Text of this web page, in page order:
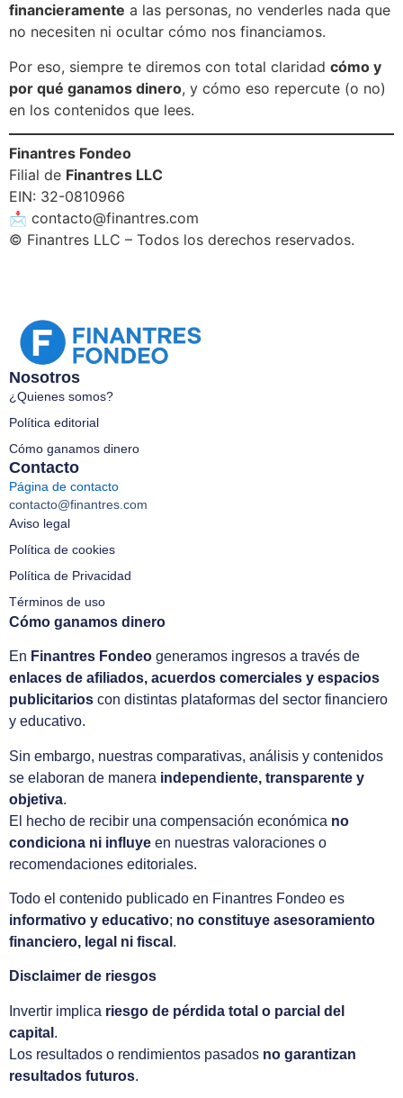
financieramente a las personas, no venderles nada que
no necesiten ni ocultar cómo nos financiamos.
Por eso, siempre te diremos con total claridad cómo y
por qué ganamos dinero, y cómo eso repercute (o no)
en los contenidos que lees.
Finantres Fondeo
Filial de Finantres LLC
EIN: 32-0810966
📩 contacto@finantres.com
© Finantres LLC – Todos los derechos reservados.
Nosotros
¿Quienes somos?
Política editorial
Cómo ganamos dinero
Contacto
Página de contacto
contacto@finantres.com
Aviso legal
Política de cookies
Política de Privacidad
Términos de uso
Cómo ganamos dinero
En Finantres Fondeo generamos ingresos a través de
enlaces de afiliados, acuerdos comerciales y espacios
publicitarios con distintas plataformas del sector financiero
y educativo.
Sin embargo, nuestras comparativas, análisis y contenidos
se elaboran de manera independiente, transparente y
objetiva.
El hecho de recibir una compensación económica no
condiciona ni influye en nuestras valoraciones o
recomendaciones editoriales.
Todo el contenido publicado en Finantres Fondeo es
informativo y educativo; no constituye asesoramiento
financiero, legal ni fiscal .
Disclaimer de riesgos
Invertir implica riesgo de pérdida total o parcial del
capital .
Los resultados o rendimientos pasados no garantizan
resultados futuros.